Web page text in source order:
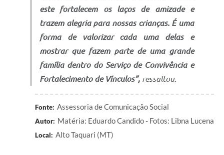
este fortalecem os laços de amizade e
trazem alegria para nossas crianças. É uma
forma de valorizar cada uma delas e
mostrar que fazem parte de uma grande
família dentro do Serviço de Convivência e
Fortalecimento de Vínculos”, ressaltou.
Fonte: Assessoria de Comunicação Social
Autor: Matéria: Eduardo Candido - Fotos: Libna Lucena
Local: Alto Taquari (MT)